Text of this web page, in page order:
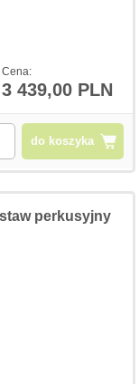
Cena:
3 439,00 PLN
do koszyka
perkusyjny